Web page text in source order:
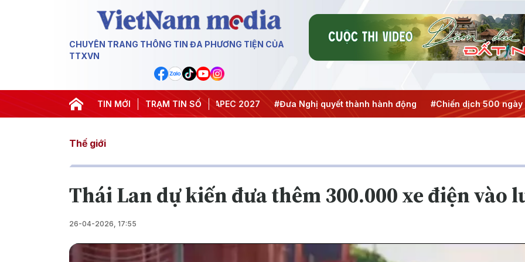
CHUYÊN TRANG THÔNG TIN ĐA PHƯƠNG TIỆN CỦA
TTXVN
TIN MỚI TRẠM TIN SỐ
#Hội nghị Trung ương 3 #APEC 2027 #Đưa Nghị quyết thành hành động #Chiến dịch 500 ngày đêm
Thế giới
Thái Lan dự kiến đưa thêm 300.000 xe điện vào
26-04-2026, 17:55